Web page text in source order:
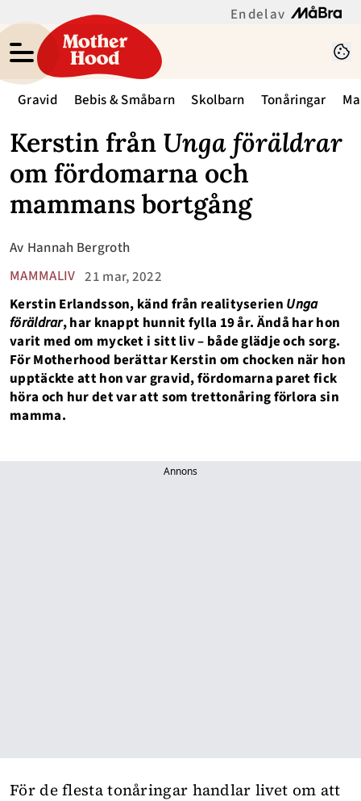
En del av
Gravid Bebis & Småbarn Skolbarn Tonåringar
Kerstin från Unga föräldrar
om fördomarna och
mammans bortgång
MAMMALIV 21 mar, 2022
Av Hannah Bergroth
Kerstin Erlandsson, känd från realityserien Unga
föräldrar, har knappt hunnit fylla 19 år. Ändå har hon
varit med om mycket i sitt liv – både glädje och sorg.
För Motherhood berättar Kerstin om chocken när hon
upptäckte att hon var gravid, fördomarna paret fick
höra och hur det var att som trettonåring förlora sin
mamma.
Annons
För de flestatonåringar handlar livet om att